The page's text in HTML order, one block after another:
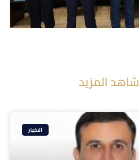
شاهد المزيد
الاخبار